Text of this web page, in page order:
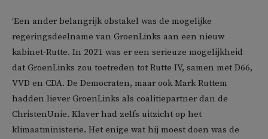
‘Een ander belangrijk obstakel was de mogelijke
regeringsdeelname van GroenLinks aan een nieuw
kabinet-Rutte. In 2021 was er een serieuze mogelijkheid
dat GroenLinks zou toetreden tot Rutte IV, samen met D66,
VVD en CDA. De Democraten, maar ook Mark Ruttem
hadden liever GroenLinks als coalitiepartner dan de
ChristenUnie. Klaver had zelfs uitzicht op het
klimaatministerie. Het enige wat hij moest doen was de